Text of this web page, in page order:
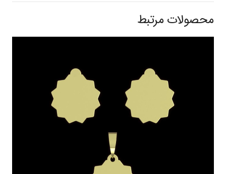
محصولات مرتبط